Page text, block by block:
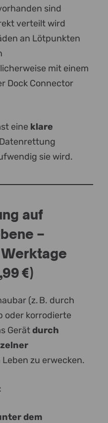
sind
verteilt wird
an Lötpunkten
mit einem
Dock Connector
eine klare
sie wird.
auf
–
€)
(z. B. durch
oder korrodierte
Gerätdurch
zu erwecken.
dem